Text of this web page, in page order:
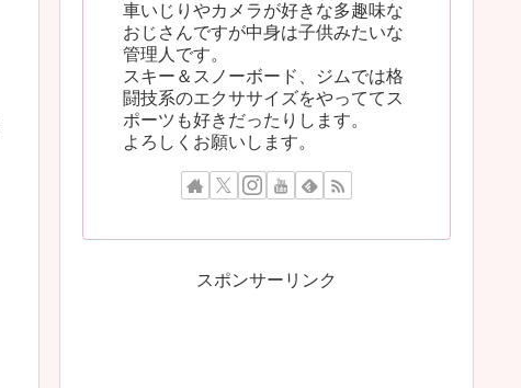
車いじりやカメラが好きな多趣味な
おじさんですが中身は子供みたいな
管理人です。
スキー＆スノーボード、ジムでは格
闘技系のエクササイズをやっててス
ポーツも好きだったりします。
よろしくお願いします。
スポンサーリンク